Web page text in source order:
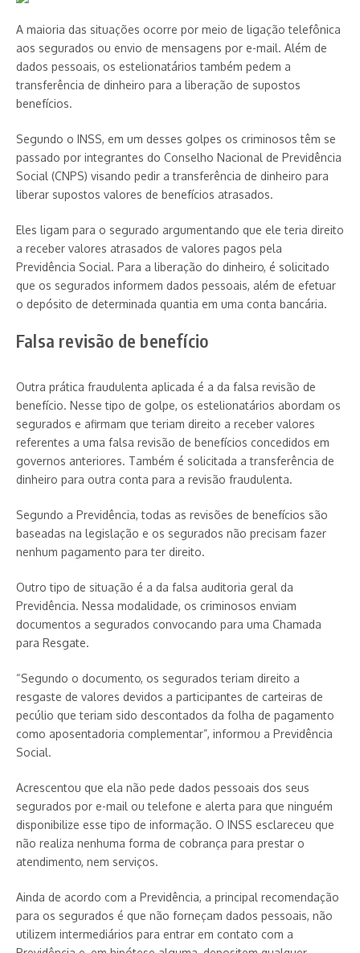
A maioria das situações ocorre por meio de ligação telefônica
aos segurados ou envio de mensagens por e-mail. Além de
dados pessoais, os estelionatários também pedem a
transferência de dinheiro para a liberação de supostos
benefícios.
Segundo o INSS, em um desses golpes os criminosos têm se
passado por integrantes do Conselho Nacional de Previdência
Social (CNPS) visando pedir a transferência de dinheiro para
liberar supostos valores de benefícios atrasados.
Eles ligam para o segurado argumentando que ele teria direito
a receber valores atrasados de valores pagos pela
Previdência Social. Para a liberação do dinheiro, é solicitado
que os segurados informem dados pessoais, além de efetuar
o depósito de determinada quantia em uma conta bancária.
Falsa revisão de benefício
Outra prática fraudulenta aplicada é a da falsa revisão de
benefício. Nesse tipo de golpe, os estelionatários abordam os
segurados e afirmam que teriam direito a receber valores
referentes a uma falsa revisão de benefícios concedidos em
governos anteriores. Também é solicitada a transferência de
dinheiro para outra conta para a revisão fraudulenta.
Segundo a Previdência, todas as revisões de benefícios são
baseadas na legislação e os segurados não precisam fazer
nenhum pagamento para ter direito.
Outro tipo de situação é a da falsa auditoria geral da
Previdência. Nessa modalidade, os criminosos enviam
documentos a segurados convocando para uma Chamada
para Resgate.
“Segundo o documento, os segurados teriam direito a
resgaste de valores devidos a participantes de carteiras de
pecúlio que teriam sido descontados da folha de pagamento
como aposentadoria complementar”, informou a Previdência
Social.
Acrescentou que ela não pede dados pessoais dos seus
segurados por e-mail ou telefone e alerta para que ninguém
disponibilize esse tipo de informação. O INSS esclareceu que
não realiza nenhuma forma de cobrança para prestar o
atendimento, nem serviços.
Ainda de acordo com a Previdência, a principal recomendação
para os segurados é que não forneçam dados pessoais, não
utilizem intermediários para entrar em contato com a